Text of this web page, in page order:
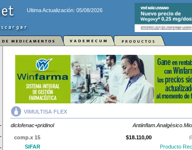
Ultima Actualización: 05/08/2026
VIMULTISA FLEX
diclofenac+pridinol
comp.x 15 $18.110,00
SIFAR Producto